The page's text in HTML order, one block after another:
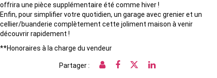
offrira une pièce supplémentaire été comme hiver !
Enfin, pour simplifier votre quotidien, un garage avec grenier et un
cellier/buanderie complètement cette joliment maison à venir
découvrir rapidement !
**Honoraires à la charge du vendeur
Partager :